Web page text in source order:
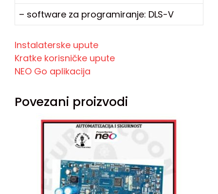
– software za programiranje: DLS-V
Instalaterske upute
Kratke korisničke upute
NEO Go aplikacija
Povezani proizvodi